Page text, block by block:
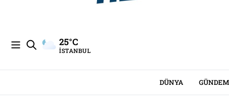
25°C
İSTANBUL
DÜNYA GÜNDEM